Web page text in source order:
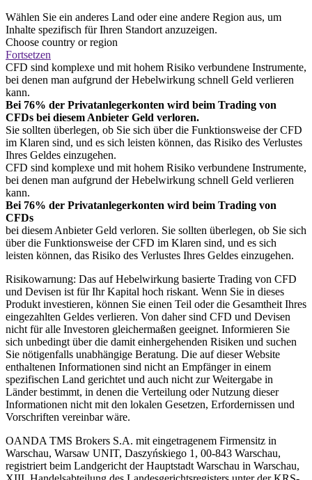
Wählen Sie ein anderes Land oder eine andere Region aus, um
Inhalte spezifisch für Ihren Standort anzuzeigen.
Choose country or region
Fortsetzen
CFD sind komplexe und mit hohem Risiko verbundene Instrumente,
bei denen man aufgrund der Hebelwirkung schnell Geld verlieren
kann.
Bei 76% der Privatanlegerkonten wird beim Trading von
CFDs bei diesem Anbieter Geld verloren.
Sie sollten überlegen, ob Sie sich über die Funktionsweise der CFD
im Klaren sind, und es sich leisten können, das Risiko des Verlustes
Ihres Geldes einzugehen.
CFD sind komplexe und mit hohem Risiko verbundene Instrumente,
bei denen man aufgrund der Hebelwirkung schnell Geld verlieren
kann.
Bei 76% der Privatanlegerkonten wird beim Trading von
CFDs
bei diesem Anbieter Geld verloren. Sie sollten überlegen, ob Sie sich
über die Funktionsweise der CFD im Klaren sind, und es sich
leisten können, das Risiko des Verlustes Ihres Geldes einzugehen.
Risikowarnung: Das auf Hebelwirkung basierte Trading von CFD
und Devisen ist für Ihr Kapital hoch riskant. Wenn Sie in dieses
Produkt investieren, können Sie einen Teil oder die Gesamtheit Ihres
eingezahlten Geldes verlieren. Von daher sind CFD und Devisen
nicht für alle Investoren gleichermaßen geeignet. Informieren Sie
sich unbedingt über die damit einhergehenden Risiken und suchen
Sie nötigenfalls unabhängige Beratung. Die auf dieser Website
enthaltenen Informationen sind nicht an Empfänger in einem
spezifischen Land gerichtet und auch nicht zur Weitergabe in
Länder bestimmt, in denen die Verteilung oder Nutzung dieser
Informationen nicht mit den lokalen Gesetzen, Erfordernissen und
Vorschriften vereinbar wäre.
OANDA TMS Brokers S.A. mit eingetragenem Firmensitz in
Warschau, Warsaw UNIT, Daszyńskiego 1, 00-843 Warschau,
registriert beim Landgericht der Hauptstadt Warschau in Warschau,